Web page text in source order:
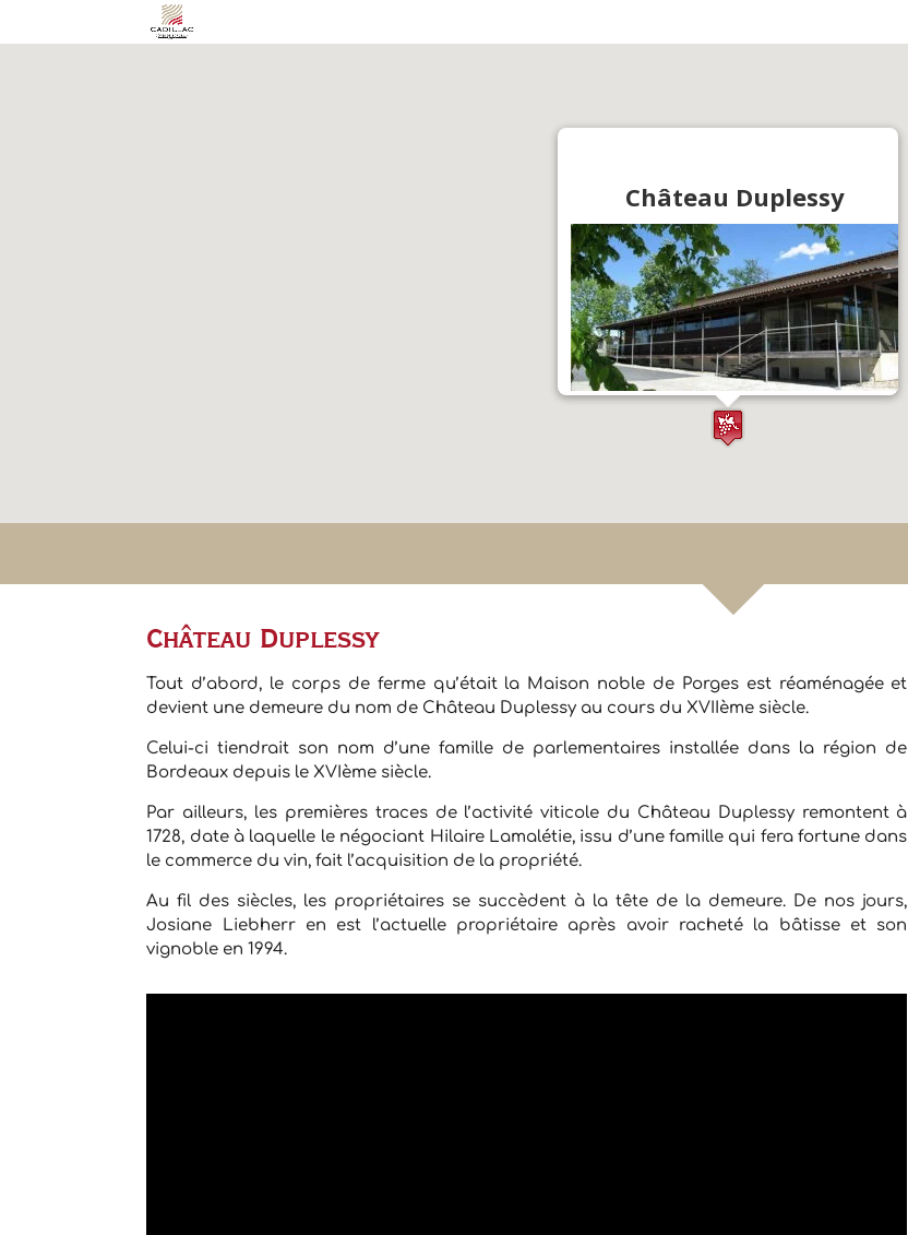
Château Duplessy
Château Duplessy
Tout d’abord, le corps de ferme qu’était la Maison noble de Porges est réaménagée et
devient une demeure du nom de Château Duplessy au cours du XVIIème siècle.
Celui-ci tiendrait son nom d’une famille de parlementaires installée dans la région de
Bordeaux depuis le XVIème siècle.
Par ailleurs, les premières traces de l’activité viticole du Château Duplessy remontent à
1728, date à laquelle le négociant Hilaire Lamalétie, issu d’une famille qui fera fortune dans
le commerce du vin, fait l’acquisition de la propriété.
Au fil des siècles, les propriétaires se succèdent à la tête de la demeure. De nos jours,
Josiane Liebherr en est l’actuelle propriétaire après avoir racheté la bâtisse et son
vignoble en 1994.